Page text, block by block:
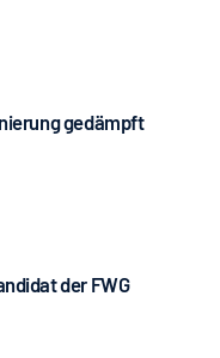
gedämpft
der FWG